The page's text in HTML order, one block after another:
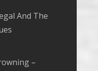
And The
–